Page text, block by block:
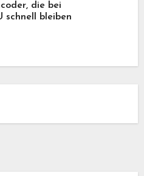
die bei
schnell bleiben